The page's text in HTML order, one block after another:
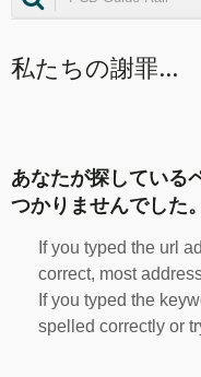
私たちの謝罪...
あなたが探している
つかりませんでした。
If you typed the url
correct, most
If you typed the
spelled correctly or